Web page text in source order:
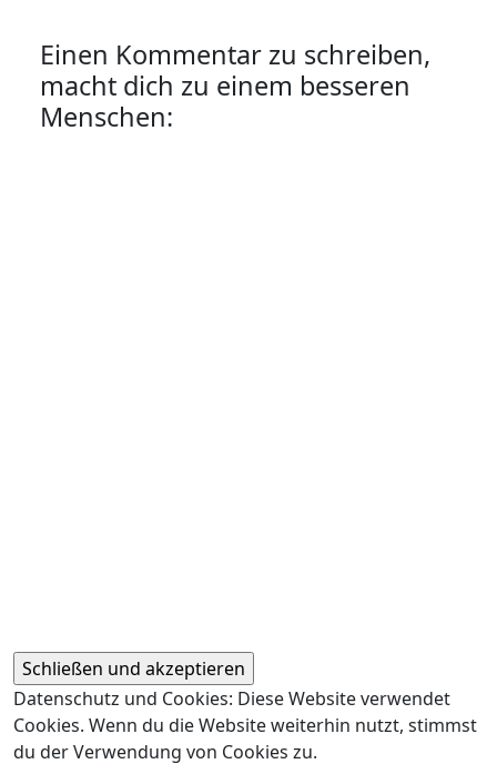
Einen Kommentar zu schreiben,
macht dich zu einem besseren
Menschen:
Datenschutz und Cookies: Diese Website verwendet
Cookies. Wenn du die Website weiterhin nutzt, stimmst
du der Verwendung von Cookies zu.